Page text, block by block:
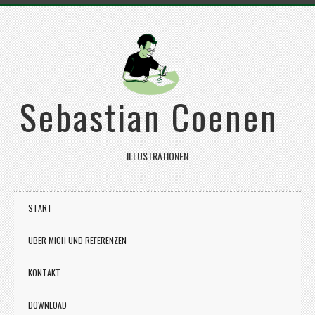
Sebastian Coenen
ILLUSTRATIONEN
START
ÜBER MICH UND REFERENZEN
KONTAKT
DOWNLOAD